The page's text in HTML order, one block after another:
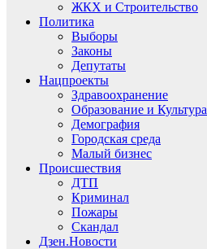
ЖКХ и Строительство
Политика
Выборы
Законы
Депутаты
Нацпроекты
Здравоохранение
Образование и Культура
Демография
Городская среда
Малый бизнес
Происшествия
ДТП
Криминал
Пожары
Скандал
Дзен.Новости